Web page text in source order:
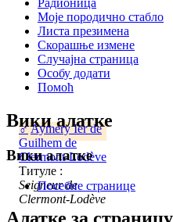
♂Aymery Ier de
Guilhem de
Clermont-Lodève
Титуле :
Seigneur de
Clermont-Lodève
Радионица
Моје породично стабло
Листа презимена
Скорашње измене
Случајна страница
Особу додати
Помоћ
Вики алатке
Вики алатке
Посебне странице